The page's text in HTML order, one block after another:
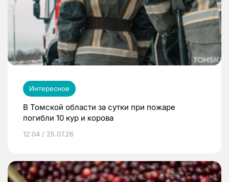
Интересное
В Томской области за сутки при пожаре
погибли 10 кур и корова
12:04 / 25.07.26